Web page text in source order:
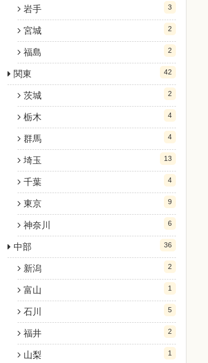
岩手 3
宮城 2
福島 2
関東 42
茨城 2
栃木 4
群馬 4
埼玉 13
千葉 4
東京 9
神奈川 6
中部 36
新潟 2
富山 1
石川 5
福井 2
山梨 1